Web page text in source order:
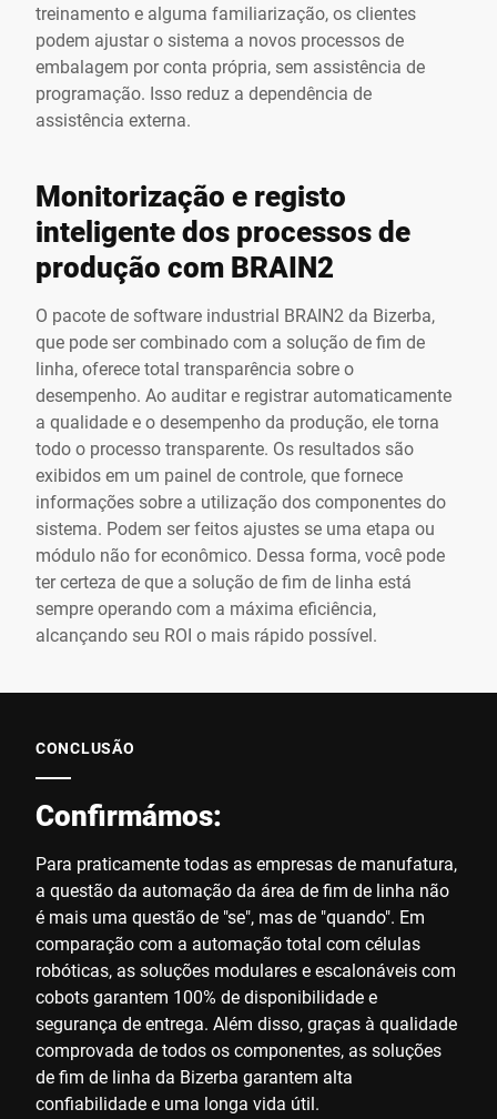
treinamento e alguma familiarização, os clientes
podem ajustar o sistema a novos processos de
embalagem por conta própria, sem assistência de
programação. Isso reduz a dependência de
assistência externa.
Monitorização e registo
inteligente dos processos de
produção com BRAIN2
O pacote de software industrial BRAIN2 da Bizerba,
que pode ser combinado com a solução de fim de
linha, oferece total transparência sobre o
desempenho. Ao auditar e registrar automaticamente
a qualidade e o desempenho da produção, ele torna
todo o processo transparente. Os resultados são
exibidos em um painel de controle, que fornece
informações sobre a utilização dos componentes do
sistema. Podem ser feitos ajustes se uma etapa ou
módulo não for econômico. Dessa forma, você pode
ter certeza de que a solução de fim de linha está
sempre operando com a máxima eficiência,
alcançando seu ROI o mais rápido possível.
CONCLUSÃO
Confirmámos:
Para praticamente todas as empresas de manufatura,
a questão da automação da área de fim de linha não
é mais uma questão de "se", mas de "quando". Em
comparação com a automação total com células
robóticas, as soluções modulares e escalonáveis com
cobots garantem 100% de disponibilidade e
segurança de entrega. Além disso, graças à qualidade
comprovada de todos os componentes, as soluções
de fim de linha da Bizerba garantem alta
confiabilidade e uma longa vida útil.